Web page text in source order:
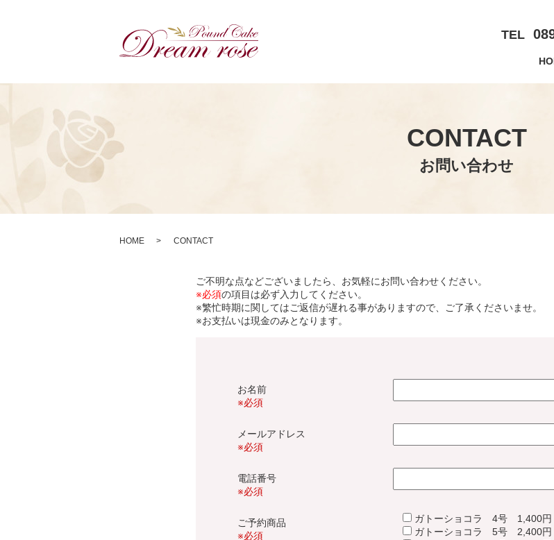
TEL
CONTACT
お問い合わせ
HOME CONTACT
ご不明な点などございましたら、お気軽にお問い合わせください。
※必須の項目は必ず入力してください。
※繁忙時期に関してはご返信が遅れる事がありますので、ご了承くださいませ。
※お支払いは現金のみとなります。
お名前
※必須
メールアドレス
※必須
電話番号
※必須
ご予約商品
※必須
ガトーショコラ 4号 1,400円
ガトーショコラ 5号 2,400円